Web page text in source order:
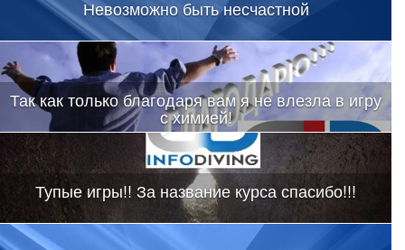
Невозможно быть несчастной
Так как только благодаря вам я не влезла в игру
с химией!
Тупые игры!! За название курса спасибо!!!